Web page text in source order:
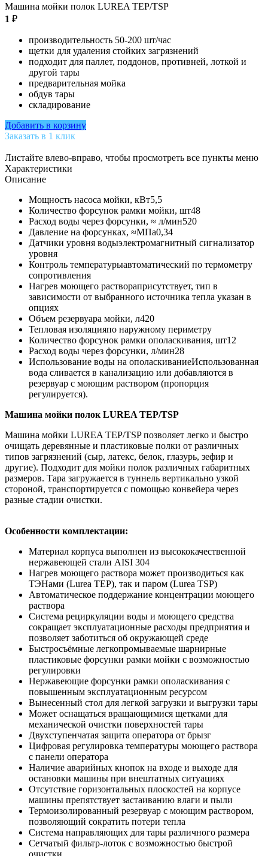
Машина мойки полок LUREA TEP/TSP
1 ₽
производительность 50-200 шт/час
щетки для удаления стойких загрязнений
подходит для паллет, поддонов, противней, лоткой и
другой тары
предварительная мойка
обдув тары
складирование
Добавить в корзину
Заказать в 1 клик
Листайте влево-вправо, чтобы просмотреть все пункты меню
Характеристики
Описание
Мощность насоса мойки, кВт5,5
Количество форсунок рамки мойки, шт48
Расход воды через форсунки, ≈ л/мин520
Давление на форсунках, ≈МПа0,34
Датчики уровня водыэлектромагнитный сигнализатор
уровня
Контроль температурыавтоматический по термометру
сопротивления
Нагрев моющего раствораприсутствует, тип в
зависимости от выбранного источника тепла указан в
опциях
Объем резервуара мойки, л420
Тепловая изоляцияпо наружному периметру
Количество форсунок рамки ополаскивания, шт12
Расход воды через форсунки, л/мин28
Использование воды на ополаскиваниеИспользованная
вода сливается в канализацию или добавляются в
резервуар с моющим раствором (пропорция
регулируется).
Машина мойки полок LUREA TEP/TSP
Машина мойки LUREA TEP/TSP позволяет легко и быстро
очищать деревянные и пластиковые полки от различных
типов загрязнений (сыр, латекс, белок, глазурь, зефир и
другие). Подходит для мойки полок различных габаритных
размеров. Тара загружается в туннель вертикально узкой
стороной, транспортируется с помощью конвейера через
разные стадии очистки.
Особенности комплектации:
Материал корпуса выполнен из высококачественной
нержавеющей стали AISI 304
Нагрев моющего раствора может производиться как
ТЭНами (Lurea TEP), так и паром (Lurea TSP)
Автоматическое поддержание концентрации моющего
раствора
Система рециркуляции воды и моющего средства
сокращает эксплуатационные расходы предприятия и
позволяет заботиться об окружающей среде
Быстросъёмные легкопромываемые шарнирные
пластиковые форсунки рамки мойки с возможностью
регулировки
Нержавеющие форсунки рамки ополаскивания с
повышенным эксплуатационным ресурсом
Вынесенный стол для легкой загрузки и выгрузки тары
Может оснащаться вращающимися щетками для
механической очистки поверхностей тары
Двухступенчатая защита оператора от брызг
Цифровая регулировка температуры моющего раствора
с панели оператора
Наличие аварийных кнопок на входе и выходе для
остановки машины при внештатных ситуациях
Отсутствие горизонтальных плоскостей на корпусе
машины препятствует застаиванию влаги и пыли
Термоизолированный резервуар с моющим раствором,
позволяющий сократить потери тепла
Система направляющих для тары различного размера
Сетчатый фильтр-лоток с возможностью быстрой
очистки